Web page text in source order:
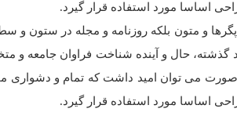
اساسا مورد استفاده قرار گیرد.
و متون بلکه روزنامه و مجله در ستون و
حال و آینده شناخت فراوان جامعه و
می توان امید داشت که تمام و دشواری
اساسا مورد استفاده قرار گیرد.